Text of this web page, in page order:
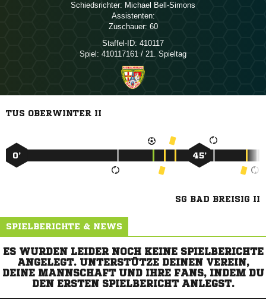
Schiedsrichter:  
Assistenten:
Zuschauer: 60
Staffel-ID: 410117
Spiel: 410117161 / 21. Spieltag
TUS OBERWINTER II
0’ 45’
SG BAD BREISIG II
SPIELBERICHTE & NEWS
ES WURDEN LEIDER NOCH KEINE SPIELBERICHTE
ANGELEGT. UNTERSTÜTZE DEINEN VEREIN,
DEINE MANNSCHAFT UND IHRE FANS, INDEM DU
DEN ERSTEN SPIELBERICHT ANLEGST.